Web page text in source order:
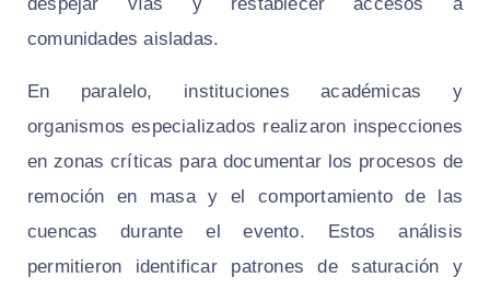
comunidades aisladas.
En paralelo, instituciones académicas y
organismos especializados realizaron inspecciones
en zonas críticas para documentar los procesos de
remoción en masa y el comportamiento de las
cuencas durante el evento. Estos análisis
permitieron identificar patrones de saturación y